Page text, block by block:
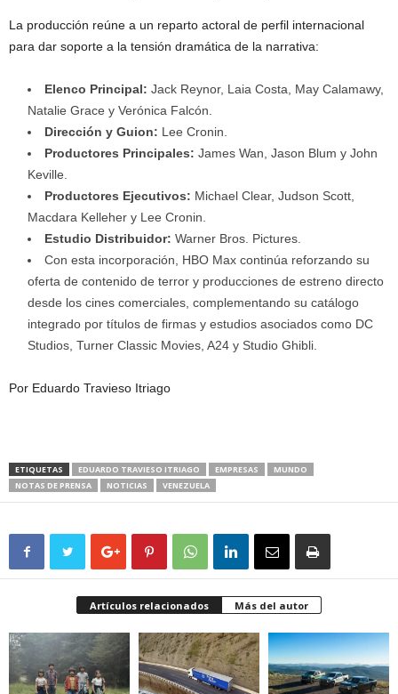
La producción reúne a un reparto actoral de perfil internacional
para dar soporte a la tensión dramática de la narrativa:
Elenco Principal: Jack Reynor, Laia Costa, May Calamawy,
Natalie Grace y Verónica Falcón.
Dirección y Guion: Lee Cronin.
Productores Principales: James Wan, Jason Blum y John
Keville.
Productores Ejecutivos: Michael Clear, Judson Scott,
Macdara Kelleher y Lee Cronin.
Estudio Distribuidor: Warner Bros. Pictures.
Con esta incorporación, HBO Max continúa reforzando su
oferta de contenido de terror y producciones de estreno directo
desde los cines comerciales, complementando su catálogo
integrado por títulos de firmas y estudios asociados como DC
Studios, Turner Classic Movies, A24 y Studio Ghibli.
Por Eduardo Travieso Itriago
ETIQUETAS EDUARDO TRAVIESO ITRIAGO EMPRESAS
MUNDO
NOTAS DE PRENSA
NOTICIAS VENEZUELA
Artículos relacionados Más del autor